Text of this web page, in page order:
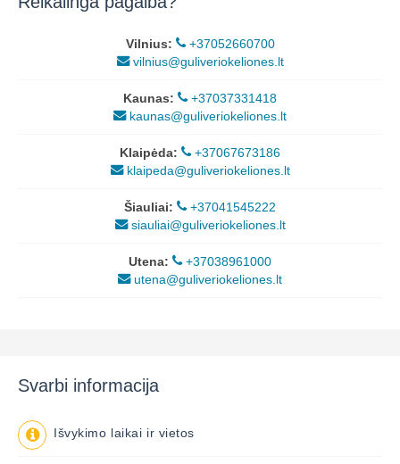
Vilnius:
+37052660700
vilnius@guliveriokeliones.lt
Kaunas:
+37037331418
kaunas@guliveriokeliones.lt
Klaipėda:
+37067673186
klaipeda@guliveriokeliones.lt
Šiauliai:
+37041545222
siauliai@guliveriokeliones.lt
Utena:
+37038961000
utena@guliveriokeliones.lt
Svarbi informacija
Išvykimo laikai ir vietos